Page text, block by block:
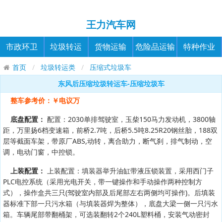
王力汽车网
市政环卫 垃圾转运 货物运输 危险品运输 特种作业
首页 垃圾转运类
压缩式垃圾车
东风后压缩垃圾转运车-压缩垃圾车
整车参考价：￥电议万
底盘配置： 配置：2030单排驾驶室，玉柴150马力发动机，3800轴
距，万里扬6档变速箱，前桥2.7吨，后桥5.5吨8.25R20钢丝胎，188双
层等截面车架，带原厂ABS,动转，离合助力，断气刹，排气制动，空
调，电动门窗，中控锁。
上装配置：
上装配置：填装器举升油缸带液压锁装置，采用西门子
PLC电控系统（采用光电开关，带一键操作和手动操作两种控制方
式），操作盒共三只(驾驶室内部及后尾部左右两侧均可操作)。后填装
器标准下部一只污水箱（与填装器焊为整体），底盘大梁一侧一只污水
箱。车辆尾部带翻桶架，可选装翻转2个240L塑料桶，安装气动密封